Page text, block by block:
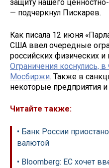
защиту нашего ценностно-
— подчеркнул Пискарев.
Как писала 12 июня
США ввел очередные
российских физических
Ограничения коснулись, в
Мосбиржи. Также в
некоторые предприятия
Читайте также:
• Банк России
валютой
• Bloomberg: ЕС хочет